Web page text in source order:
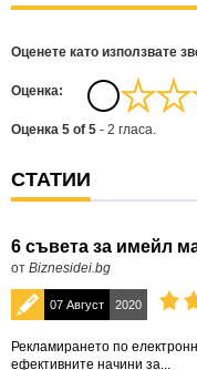
Оценете като използвате
Oценка:
Оценка 5 of 5 - 2 гласа.
СТАТИИ
6 съвета за имейл
от Biznesidei.bg
07 Август 2020
Рекламирането по
ефективните начини за...